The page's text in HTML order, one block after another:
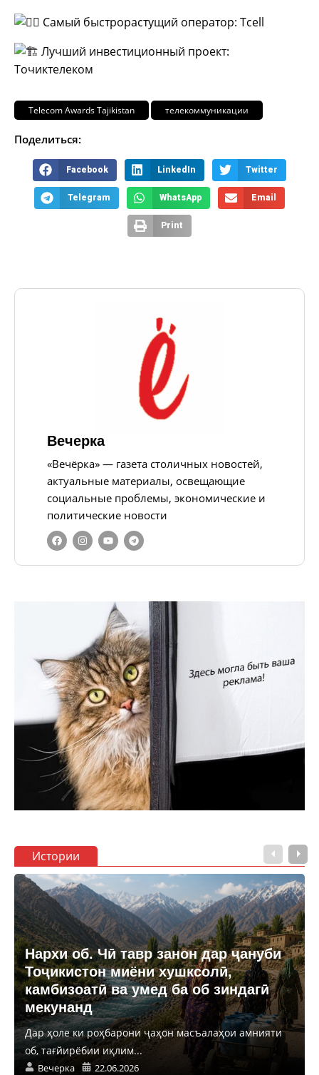
Самый быстрорастущий оператор: Tcell
Лучший инвестиционный проект:
Точиктелеком
Telecom Awards Tajikistan телекоммуникации
Поделиться:
Facebook LinkedIn Twitter
Telegram WhatsApp Email
Print
Вечерка
«Вечёрка» — газета столичных новостей,
актуальные материалы, освещающие
социальные проблемы, экономические и
политические новости
Истории
Нархи об. Чӣ тавр занон дар ҷануби
Тоҷикистон миёни хушксолӣ,
камбизоатӣ ва умед ба об зиндагӣ
мекунанд
Дар ҳоле ки роҳбарони ҷаҳон масъалаҳои амнияти
об, тағйирёбии иқлим...
Вечерка 22.06.2026